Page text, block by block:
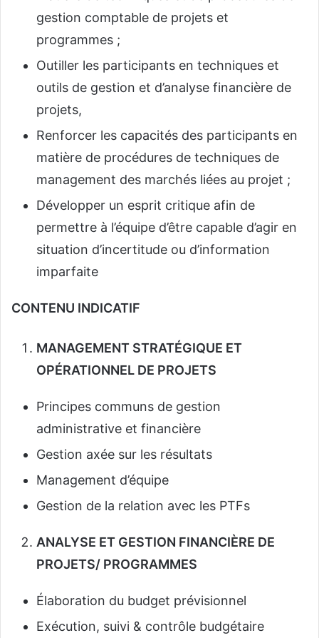
gestion comptable de projets et
programmes ;
Outiller les participants en techniques et
outils de gestion et d’analyse financière de
projets,
Renforcer les capacités des participants en
matière de procédures de techniques de
management des marchés liées au projet ;
Développer un esprit critique afin de
permettre à l’équipe d’être capable d’agir en
situation d’incertitude ou d’information
imparfaite
CONTENU INDICATIF
MANAGEMENT STRATÉGIQUE ET
OPÉRATIONNEL DE PROJETS
Principes communs de gestion
administrative et financière
Gestion axée sur les résultats
Management d’équipe
Gestion de la relation avec les PTFs
ANALYSE ET GESTION FINANCIÈRE DE
PROJETS/ PROGRAMMES
Élaboration du budget prévisionnel
Exécution, suivi & contrôle budgétaire